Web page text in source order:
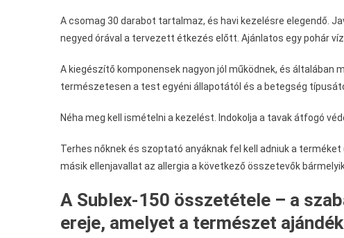
A csomag 30 darabot tartalmaz, és havi kezelésre elegendő.
negyed órával a tervezett étkezés előtt. Ajánlatos egy pohár
A kiegészítő komponensek nagyon jól működnek, és általában
természetesen a test egyéni állapotától és a betegség
Néha meg kell ismételni a kezelést. Indokolja a tavak átfogó
Terhes nőknek és szoptató anyáknak fel kell adniuk a
másik ellenjavallat az allergia a következő összetevők
A Sublex-150 összetétele – a
ereje, amelyet a természet